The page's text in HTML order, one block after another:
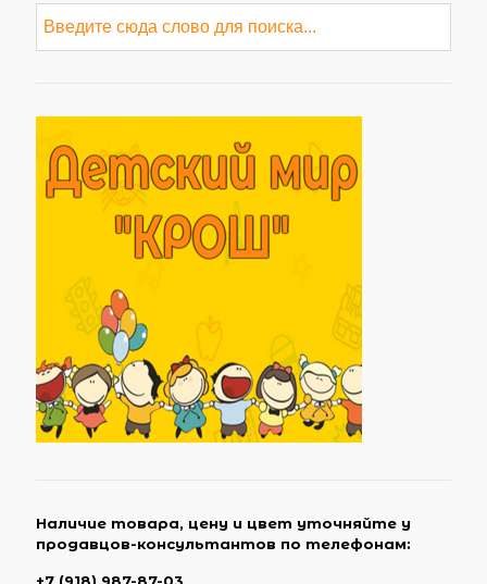
Наличие товара, цену и цвет уточняйте у
продавцов-консультантов по телефонам:
+7 (918) 987-87-03